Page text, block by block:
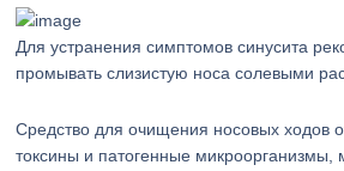
Для устранения симптомов синусита
промывать слизистую носа солевыми
Средство для очищения носовых ходов
токсины и патогенные микроорганизмы,